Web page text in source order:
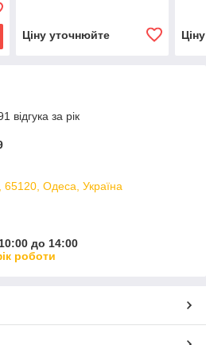
Ціну уточнюйте
відгука за рік
Одеса, Україна
до 14:00
роботи